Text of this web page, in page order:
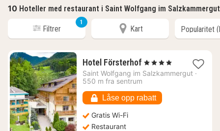
10 Hoteller med restaurant i Saint Wolfgang im
Filtrer
1
Kart
Hotel Försterhof 1
natt
kr.
, 4 Stjerner
Saint Wolfgang im Salzkammergut ·
550 m fra sentrum
Låse opp rabatt
Gratis Wi-Fi
Restaurant